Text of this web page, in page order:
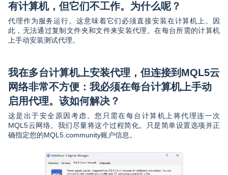
有计算机，但它们不工作。为什么呢？
代理作为服务运行。这意味着它们必须直接安装在计算机上。因
此，无法通过复制文件夹和文件来安装代理。在每台所需的计算机
上手动安装测试代理。
我在多台计算机上安装代理，但连接到MQL5云
网络非常不方便：我必须在每台计算机上手动
启用代理。该如何解决？
这是出于安全原因考虑。您只需在每台计算机上将代理连一次
MQL5云网络。我们尽量将这个过程简化。只是简单设置选项并正
确指定您的MQL5.community账户信息。